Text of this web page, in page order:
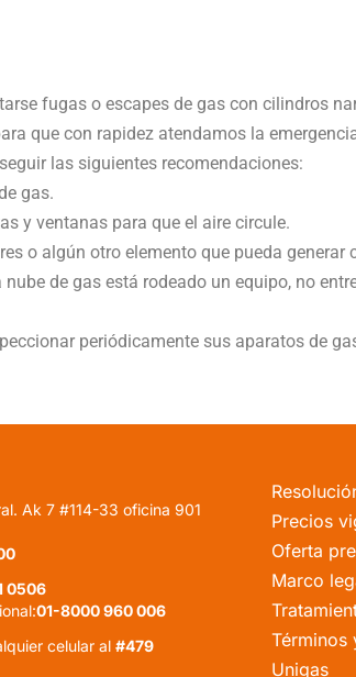
fugas o escapes de gas con cilindros
que con rapidez atendamos la
las siguientes recomendaciones:
gas.
y ventanas para que el aire circule.
o algún otro elemento que pueda generar
de gas está rodeado un equipo, no
periódicamente sus aparatos de
Ak 7 #114-33 oficina 901
0506
01-8000 960 006
celular al #479
Precios
Oferta
Marco
Términos
Unigas